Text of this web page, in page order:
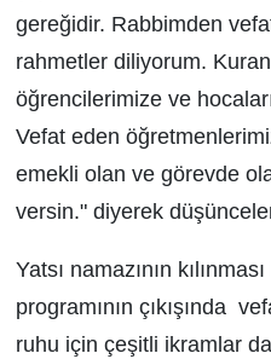
gereğidir. Rabbimden
rahmetler diliyorum.
öğrencilerimize ve
Vefat eden
emekli olan ve görevde
versin." diyerek
Yatsı namazının
programının çıkışında
ruhu için çeşitli ikramlar